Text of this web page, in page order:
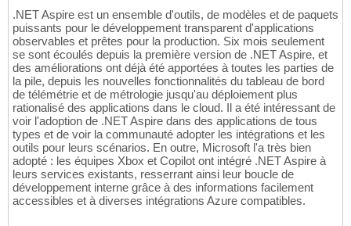
.NET Aspire est un ensemble d'outils, de modèles et de paquets
puissants pour le développement transparent d'applications
observables et prêtes pour la production. Six mois seulement
se sont écoulés depuis la première version de .NET Aspire, et
des améliorations ont déjà été apportées à toutes les parties de
la pile, depuis les nouvelles fonctionnalités du tableau de bord
de télémétrie et de métrologie jusqu'au déploiement plus
rationalisé des applications dans le cloud. Il a été intéressant de
voir l'adoption de .NET Aspire dans des applications de tous
types et de voir la communauté adopter les intégrations et les
outils pour leurs scénarios. En outre, Microsoft l'a très bien
adopté : les équipes Xbox et Copilot ont intégré .NET Aspire à
leurs services existants, resserrant ainsi leur boucle de
développement interne grâce à des informations facilement
accessibles et à diverses intégrations Azure compatibles.